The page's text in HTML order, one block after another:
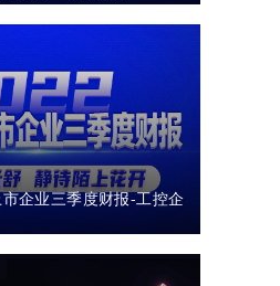
企业三季度财报-工控企